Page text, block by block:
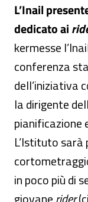
L’Inail
dedicato ai
kermesse
conferenza
dell’iniziativa
la dirigente
pianificazione
L’Istituto
in poco più di